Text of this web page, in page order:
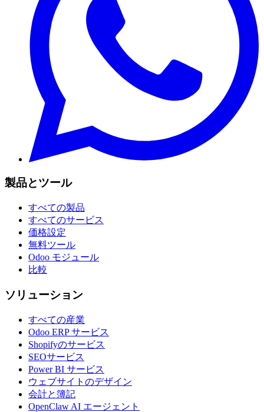
製品とツール
すべての製品
すべてのサービス
価格設定
無料ツール
Odoo モジュール
比較
ソリューション
すべての産業
Odoo ERP サービス
Shopifyのサービス
SEOサービス
Power BI サービス
ウェブサイトのデザイン
会計と簿記
OpenClaw AI エージェント